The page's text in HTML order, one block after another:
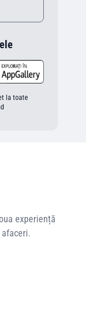
la toate
experiență